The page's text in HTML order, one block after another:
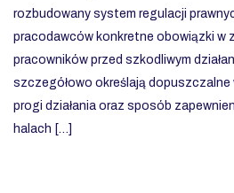
rozbudowany system regulacji
pracodawców konkretne obowiązki w
pracowników przed szkodliwym
szczegółowo określają dopuszczalne
progi działania oraz sposób
halach […]